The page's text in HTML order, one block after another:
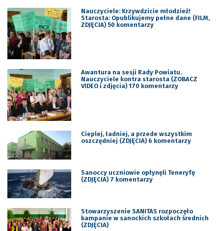
Nauczyciele: Krzywdzicie młodzież!
Starosta: Opublikujemy pełne dane (FILM,
ZDJĘCIA) 50 komentarzy
Awantura na sesji Rady Powiatu.
Nauczyciele kontra starosta (ZOBACZ
VIDEO i zdjęcia) 170 komentarzy
Cieplej, ładniej, a przede wszystkim
oszczędniej (ZDJĘCIA) 6 komentarzy
Sanoccy uczniowie opłynęli Teneryfę
(ZDJĘCIA) 7 komentarzy
Stowarzyszenie SANITAS rozpoczęło
kampanie w sanockich szkołach średnich
(ZDJĘCIA)